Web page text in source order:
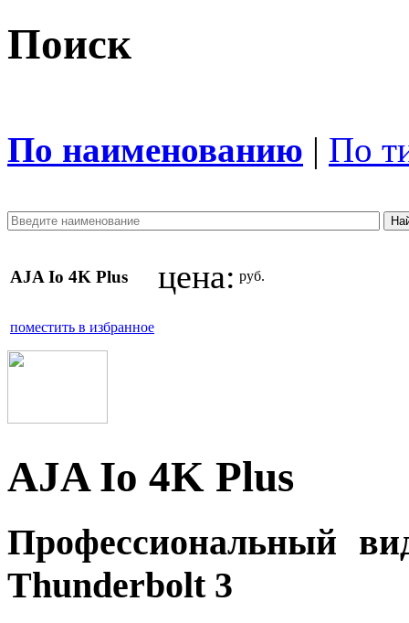
Поиск
По наименованию | По
AJA Io 4K Plus цена: руб.
поместить в избранное
AJA Io 4K Plus
Профессиональный
Thunderbolt 3